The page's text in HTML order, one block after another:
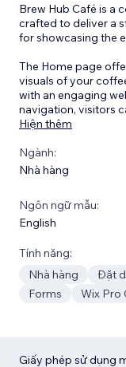
Brew Hub Café is a
crafted to deliver a
for showcasing the
The Home page
visuals of your
with an engaging
navigation, visitors
Hiện thêm
Ngành:
Nhà hàng
Ngôn ngữ mẫu:
English
Tính năng:
Nhà hàng
Đặt
Forms
Wix Pro
Giấy phép sử dụng